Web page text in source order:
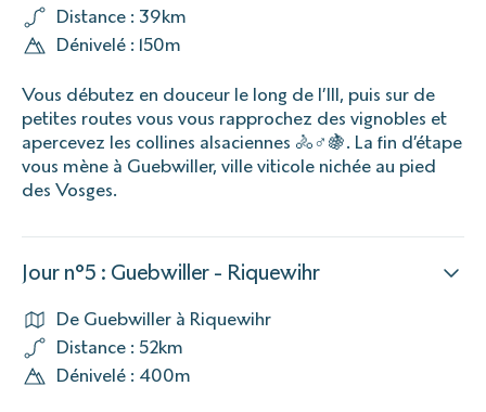
Distance : 39km
Dénivelé : 150m
Vous débutez en douceur le long de l’Ill, puis sur de
petites routes vous vous rapprochez des vignobles et
apercevez les collines alsaciennes 🚴♂️🍇. La fin d’étape
vous mène à Guebwiller, ville viticole nichée au pied
des Vosges.
Jour n°5 : Guebwiller - Riquewihr
De Guebwiller à Riquewihr
Distance : 52km
Dénivelé : 400m